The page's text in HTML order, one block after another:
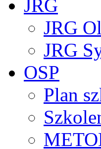
JRG
JRG
JRG
OSP
Plan